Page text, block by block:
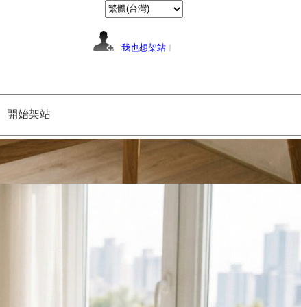
我也想架站 ︱
開始架站